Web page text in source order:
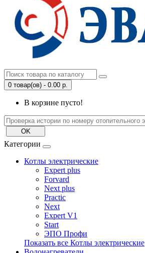
0 товар(ов) - 0.00 р.
В корзине пусто!
Категории
Котлы электрические
Expert plus
Forvard
Next plus
Practic
Next
Expert V1
Start
ЭПО Профи
Показать все Котлы электрические